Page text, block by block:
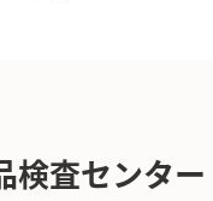
検査センター